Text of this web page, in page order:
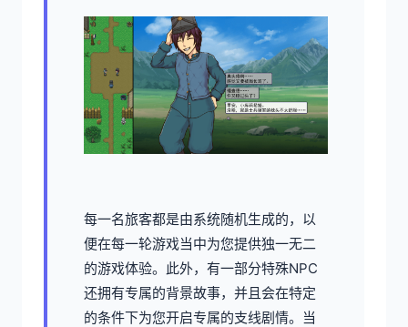
每一名旅客都是由系统随机生成的，以
便在每一轮游戏当中为您提供独一无二
的游戏体验。此外，有一部分特殊NPC
还拥有专属的背景故事，并且会在特定
的条件下为您开启专属的支线剧情。当